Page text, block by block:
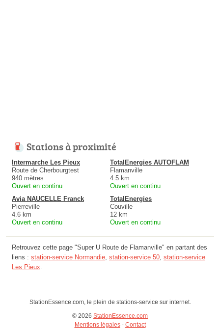
Stations à proximité
Intermarche Les Pieux
Route de Cherbourgtest
940 mètres
Ouvert en continu
TotalEnergies AUTOFLAM
Flamanville
4.5 km
Ouvert en continu
Avia NAUCELLE Franck
Pierreville
4.6 km
Ouvert en continu
TotalEnergies
Couville
12 km
Ouvert en continu
Retrouvez cette page "Super U Route de Flamanville" en partant des
liens : station-service Normandie station-service 50 station-service
Les Pieux
StationEssence.com, le plein de stations-service sur internet.
© 2026 StationEssence.com
Mentions légales- Contact